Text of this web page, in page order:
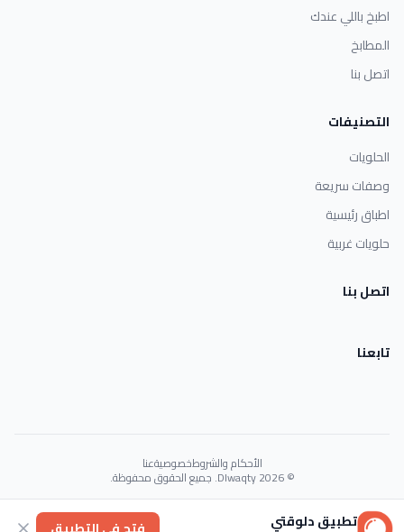
اطبخ باللي عندك
المطابخ
اتصل بنا
التصنيفات
الحلويات
وصفات سريعة
اطباق رئيسية
حلويات غربية
اتصل بنا
تابعنا
الأحكام والشروطخصوصيةعنا
© 2026 Dlwaqty. جميع الحقوق محفوظة.
Powered byGAIT
تطبيق دلوقتي